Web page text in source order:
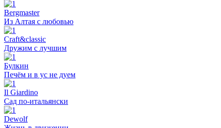
Bergmaster
Из Алтая с любовью
Craft&classic
Дружим с лучшим
Булкин
Печём и в ус не дуем
Il Giardino
Сад по-итальянски
Dewolf